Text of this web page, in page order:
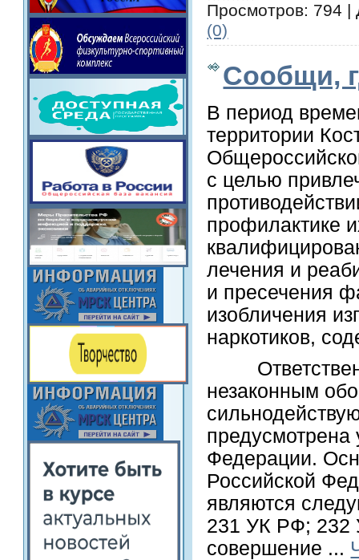
Просмотров: 794 |
(0)
Сообщи,
В период
территории
с целью
профилактике
лечения и
и пресечения
изобличения
наркотиков,
незаконным
предусмотрена
Федерации.
Российской
являются
231 УК РФ; 232
совершение ...